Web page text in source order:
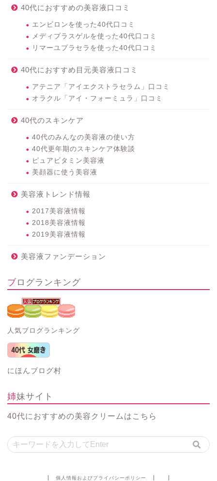
40代におすすめの美容液口コミ
エンビロンを使った40代口コミ
メディプラスゲルを使った40代口コミ
リマーユプラセラを使った40代口コミ
40代におすすめ目元美容液口コミ
アテニア「アイエクストラセラム」口コミ
オラクル「アイ・フォーミュラ」口コミ
40代のスキンケア
40代のみんなの美容液の使い方
40代更年期のスキンケア体験談
ピュアビタミン美容液
美顔器に使う美容液
美容液トレンド情報
2017美容液情報
2018美容液情報
2019美容液情報
美容液ファンデーション
ブログランキング
人気ブログランキング
にほんブログ村
姉妹サイト
40代におすすめの美容クリーム はこちら
個人情報およびプライバシーポリシー